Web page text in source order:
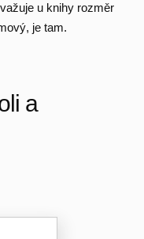
u knihy rozměr
je tam.
a